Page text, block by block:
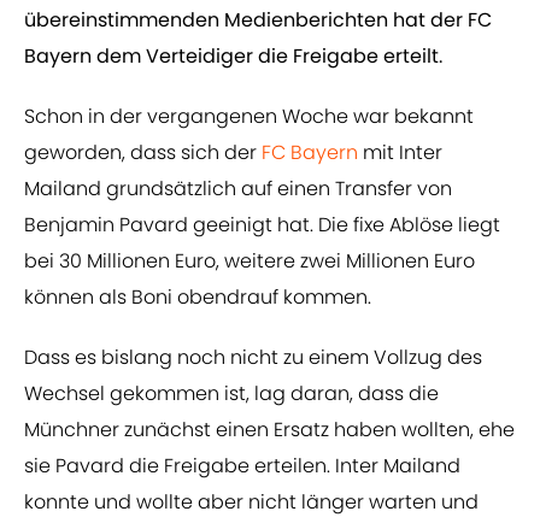
übereinstimmenden Medienberichten hat der FC
Bayern dem Verteidiger die Freigabe erteilt.
Schon in der vergangenen Woche war bekannt
geworden, dass sich der FC Bayern mit Inter
Mailand grundsätzlich auf einen Transfer von
Benjamin Pavard geeinigt hat. Die fixe Ablöse liegt
bei 30 Millionen Euro, weitere zwei Millionen Euro
können als Boni obendrauf kommen.
Dass es bislang noch nicht zu einem Vollzug des
Wechsel gekommen ist, lag daran, dass die
Münchner zunächst einen Ersatz haben wollten, ehe
sie Pavard die Freigabe erteilen. Inter Mailand
konnte und wollte aber nicht länger warten und